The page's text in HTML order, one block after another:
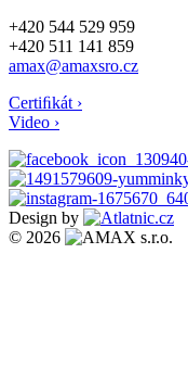
+420 544 529 959
+420 511 141 859
amax@amaxsro.cz
Certiﬁkát ›
Video ›
Design by
© 2026